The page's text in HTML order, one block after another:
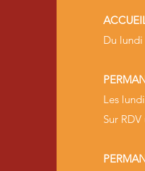
Du
Les
Sur